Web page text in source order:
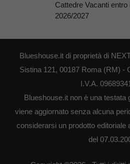
Cattedre Vacanti entro
2026/2027
Blueshouse.it di proprietà di
Sistina 121, 00187 Roma (RM) -
I.V.A.
Blueshouse.it non è una testata
viene aggiornato senza alcuna
considerarsi un prodotto editoriale
del